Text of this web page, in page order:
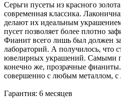
Серьги пусеты из красного
современная классика.
делают их идеальным
пусет позволяет более плотно
Фианит всего лишь был должен
лабораторий. А получилось, что
ювелирных украшений. Самыми
конечно же, прозрачные
совершенно с любым металлом,
Гарантия: 6 месяцев